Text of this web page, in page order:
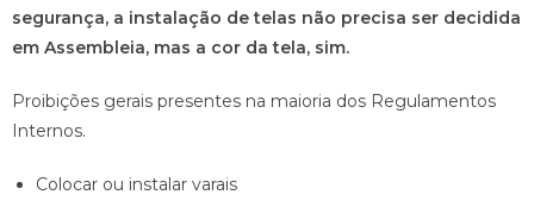
segurança, a instalação de telas não precisa ser decidida
em Assembleia, mas a cor da tela, sim.
Proibições gerais presentes na maioria dos Regulamentos
Internos.
Colocar ou instalar varais